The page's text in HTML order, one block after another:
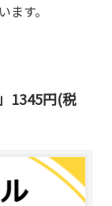
す。
1345円(税